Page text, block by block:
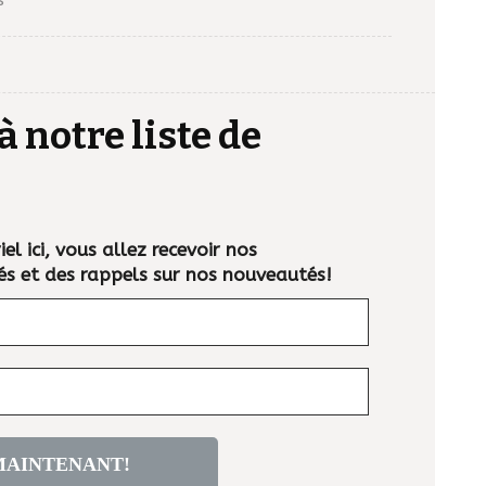
notre liste de
ici, vous allez recevoir nos
et des rappels sur nos nouveautés!